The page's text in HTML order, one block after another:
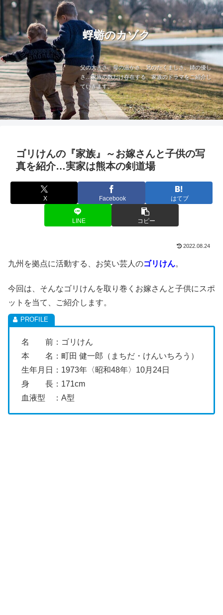
蜉蝣のカゾク
父の大きさ、母の温かさ、兄のたくましさ、姉の優し
さ…家族の数だけ存在する、家族のドラマをご紹介し
ていきます。
ゴリけんの『家族』～お嫁さんと子供の写
真を紹介…実家は熊本の剣道場
X Facebook はてブ
LINE コピー
2022.08.24
九州を拠点に活動する、お笑い芸人のゴリけん。
今回は、そんなゴリけんを取り巻くお嫁さんと子供にスポ
ットを当て、ご紹介します。
名 前：ゴリけん
本 名：町田 健一郎（まちだ・けんいちろう）
生年月日：1973年〈昭和48年〉10月24日
身 長：171cm
血液型 ：A型